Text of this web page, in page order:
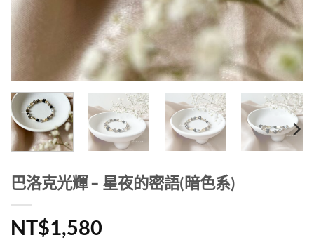
巴洛克光輝 – 星夜的密語(暗色系)
NT$1,580